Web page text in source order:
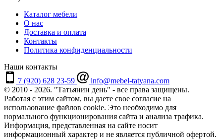
Каталог мебели
О нас
Доставка и оплата
Контакты
Политика конфиденциальности
Наши контакты
7 (920) 628 23-59
info@mebel-tatyana.com
© 2010 - 2026. "Татьянин день" - все права защищены.
Работая с этим сайтом, вы даете свое согласие на
использование файлов cookie. Это необходимо для
нормального функционирования сайта и анализа трафика.
Информация, представленная на сайте носит
информационный характер и не является публичной офертой.